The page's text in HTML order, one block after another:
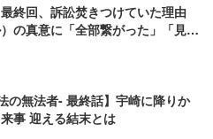
最終回、訴訟焚きつけていた理由
の真意に「全部繋がった」「見事
の無法者- 最終話】宇崎に降りか
事 迎える結末とは